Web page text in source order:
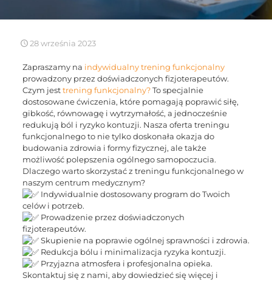
28 września 2023
Zapraszamy na indywidualny trening funkcjonalny
prowadzony przez doświadczonych fizjoterapeutów.
Czym jesttrening funkcjonalny?To specjalnie
dostosowane ćwiczenia, które pomagają poprawić siłę,
gibkość, równowagę i wytrzymałość, a jednocześnie
redukują ból i ryzyko kontuzji. Nasza oferta treningu
funkcjonalnego to nie tylko doskonała okazja do
budowania zdrowia i formy fizycznej, ale także
możliwość polepszenia ogólnego samopoczucia.
Dlaczego warto skorzystać z treningu funkcjonalnego w
naszym centrum medycznym?
Indywidualnie dostosowany program do Twoich
celów i potrzeb.
Prowadzenie przez doświadczonych
fizjoterapeutów.
Skupienie na poprawie ogólnej sprawności i zdrowia.
Redukcja bólu i minimalizacja ryzyka kontuzji.
Przyjazna atmosfera i profesjonalna opieka.
Skontaktuj się z nami, aby dowiedzieć się więcej i